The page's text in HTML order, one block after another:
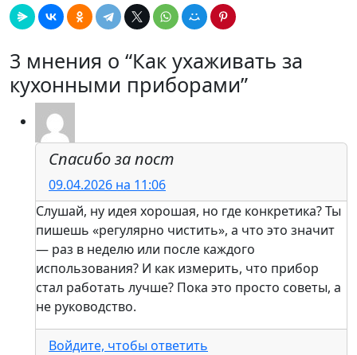
3 мнения о “Как ухаживать за
кухонными приборами”
Спасибо за пост
09.04.2026 на 11:06
Слушай, ну идея хорошая, но где конкретика? Ты
пишешь «регулярно чистить», а что это значит
— раз в неделю или после каждого
использования? И как измерить, что прибор
стал работать лучше? Пока это просто советы, а
не руководство.
Войдите, чтобы ответить